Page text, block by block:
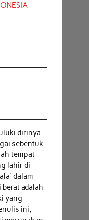
dirinya
sebentuk
tempat
lahir di
dalam
adalah
yang
ini,